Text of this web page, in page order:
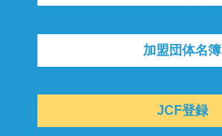
加盟団体名簿
JCF登録